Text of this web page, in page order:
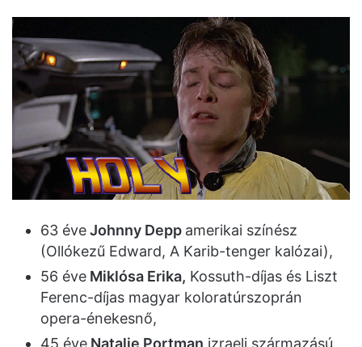
63 éveJohnny Depp amerikai színész
(Ollókezű Edward, A Karib-tenger kalózai),
56 éve Miklósa Erika, Kossuth-díjas és Liszt
Ferenc-díjas magyar koloratúrszoprán
opera-énekesnő,
45 éve Natalie Portman izraeli származású